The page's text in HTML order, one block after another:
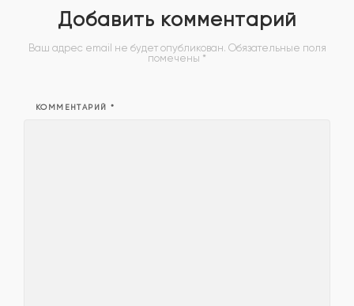
Добавить комментарий
Ваш адрес email не будет опубликован. Обязательные поля
помечены *
КОММЕНТАРИЙ *